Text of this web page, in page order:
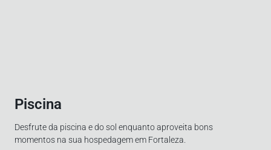
Piscina
Desfrute da piscina e do sol enquanto aproveita bons
momentos na sua hospedagem em Fortaleza.